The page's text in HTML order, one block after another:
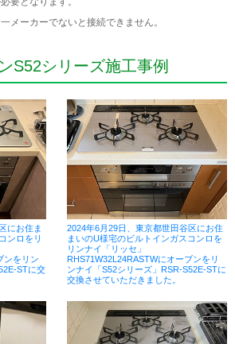
メーカーでないと接続できません。
S52シリーズ施工事例
にお住ま
ンロをリ
ンをリン
STに交
2024年6月29日、東京都世田谷区にお住
まいのU様宅のビルトインガスコンロを
リンナイ「リッセ」
RHS71W32L24RASTWにオーブンをリ
ンナイ「S52シリーズ」RSR-S52E-STに
交換させていただきました。